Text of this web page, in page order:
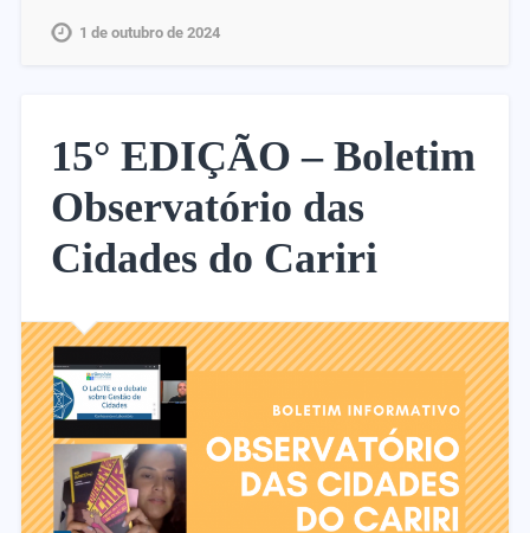
1 de outubro de 2024
15° EDIÇÃO – Boletim
Observatório das
Cidades do Cariri